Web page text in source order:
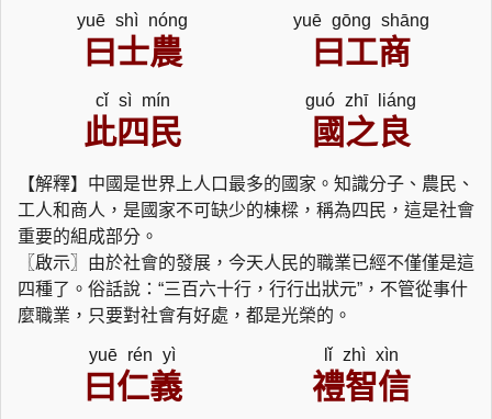
yuē shì nóng yuē gōng shāng
曰士農 曰工商
cǐ sì mín guó zhī liáng
此四民 國之良
【解釋】中國是世界上人口最多的國家。知識分子、農民、
工人和商人，是國家不可缺少的棟樑，稱為四民，這是社會
重要的組成部分。
〖啟示〗由於社會的發展，今天人民的職業已經不僅僅是這
四種了。俗話說：“三百六十行，行行出狀元”，不管從事什
麼職業，只要對社會有好處，都是光榮的。
yuē rén yì lǐ zhì xìn
曰仁義 禮智信